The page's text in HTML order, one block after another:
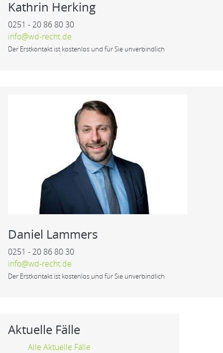
Kathrin Herking
0251 - 20 86 80 30
info@wd-recht.de
Der Erstkontakt ist kostenlos und für Sie unverbindlich
Daniel Lammers
0251 - 20 86 80 30
info@wd-recht.de
Der Erstkontakt ist kostenlos und für Sie unverbindlich
Aktuelle Fälle
Alle Aktuelle Fälle